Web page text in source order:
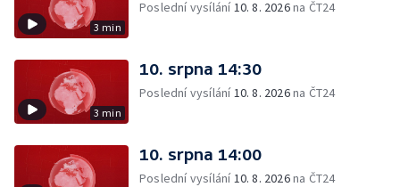
3 min
Poslední vysílání10. 8. 2026na ČT24
3 min
10. srpna 14:30
Poslední vysílání10. 8. 2026na ČT24
10. srpna 14:00
Poslední vysílání10. 8. 2026na ČT24